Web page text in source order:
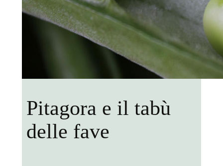
Pitagora e il tabù
delle fave